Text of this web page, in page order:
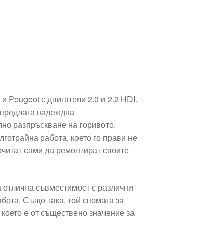
Peugeot с двигатели 2.0 и 2.2 HDI.
надеждна
разпръскване на горивото.
работа, което го прави не
сами да ремонтират своите
съвместимост с различни
Също така, той спомага за
е от съществено значение за